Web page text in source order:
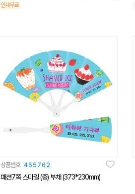
인쇄무료
상품번호 455762
패션7쪽 스마일 (중) 부채 (373*230mm)